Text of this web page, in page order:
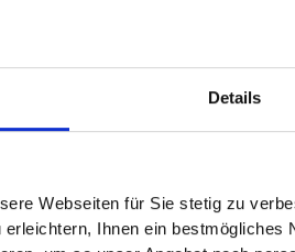
Details
Webseiten für Sie stetig zu
Ihnen ein